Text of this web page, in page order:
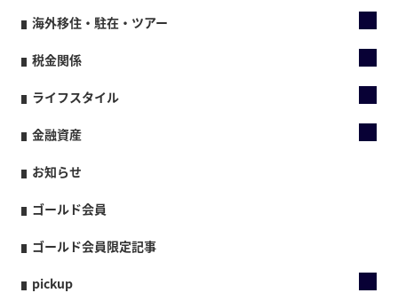
海外移住・駐在・ツアー
税金関係
ライフスタイル
金融資産
お知らせ
ゴールド会員
ゴールド会員限定記事
pickup